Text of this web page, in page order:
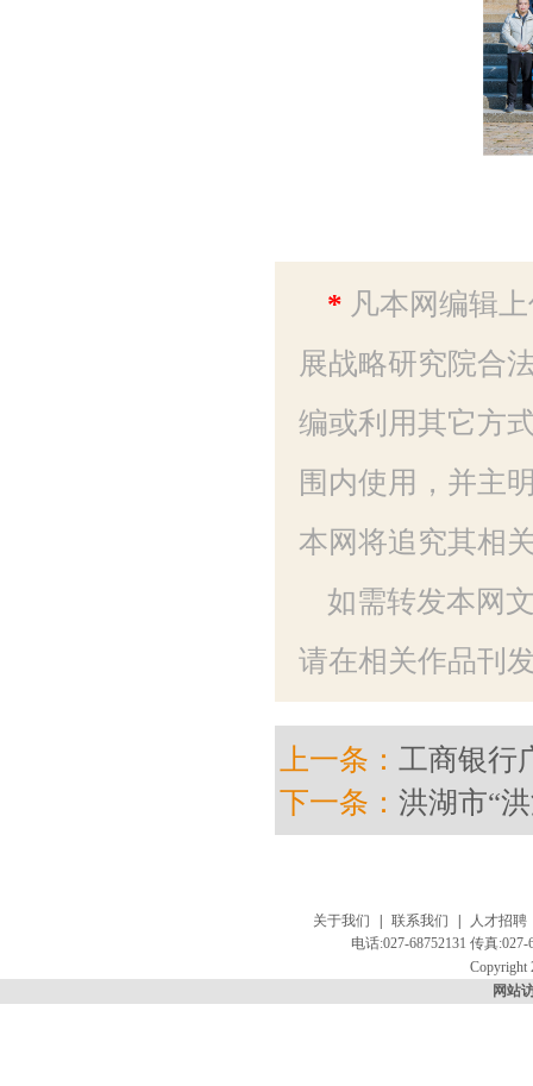
* 凡本网编辑
展战略研究院合
编或利用其它方
围内使用，并主
本网将追究其相
如需转发本网
请在相关作品刊
上一条： 工商银行
下一条： 洪湖市“
关于我们 | 联系我们 |
人才招聘
电话:027-68752131 传真
Copyright
网站